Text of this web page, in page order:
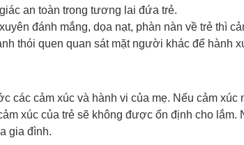
an toàn trong tương lai đứa trẻ.
đánh mắng, dọa nạt, phàn nàn về trẻ thì
thói quen quan sát mặt người khác để hành
các cảm xúc và hành vi của mẹ. Nếu cảm
xúc của trẻ sẽ không được ổn định cho
gia đình.